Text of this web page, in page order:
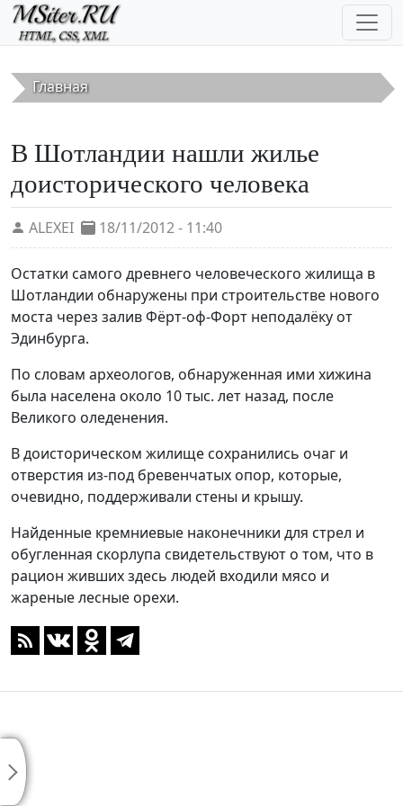
Перейти к основному содержанию
Главная
В Шотландии нашли жилье
доисторического человека
ALEXEI 18/11/2012 - 11:40
Остатки самого древнего человеческого жилища в
Шотландии обнаружены при строительстве нового
моста через залив Фёрт-оф-Форт неподалёку от
Эдинбурга.
По словам археологов, обнаруженная ими хижина
была населена около 10 тыс. лет назад, после
Великого оледенения.
В доисторическом жилище сохранились очаг и
отверстия из-под бревенчатых опор, которые,
очевидно, поддерживали стены и крышу.
Найденные кремниевые наконечники для стрел и
обугленная скорлупа свидетельствуют о том, что в
рацион живших здесь людей входили мясо и
жареные лесные орехи.